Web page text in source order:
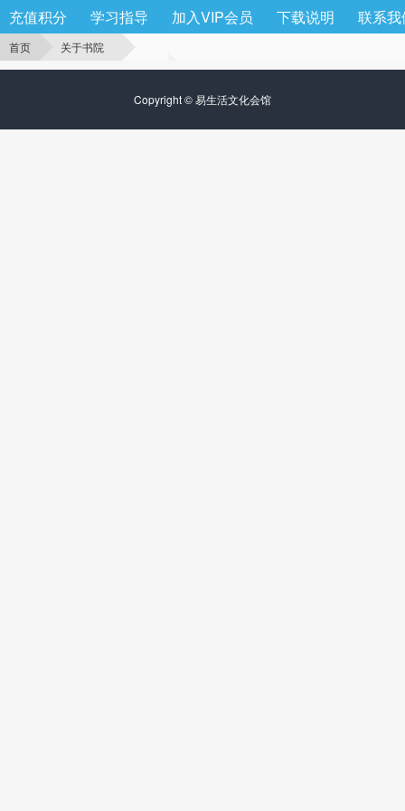
充值积分 学习指导 加入VIP会员 下载说明 联系我
首页 关于书院
Copyright ©易生活文化会馆